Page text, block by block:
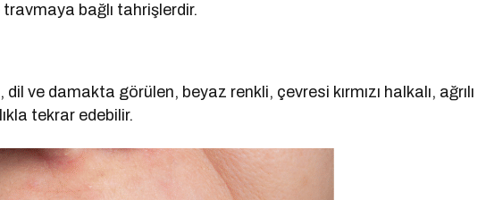
bağlı tahrişlerdir.
ve damakta görülen, beyaz renkli, çevresi kırmızı halkalı, ağrılı
tekrar edebilir.